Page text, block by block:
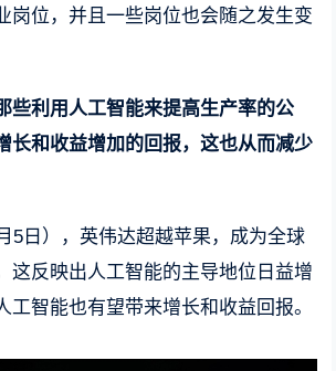
岗位，并且一些岗位也会随之发生变
些利用人工智能来提高生产率的公
长和收益增加的回报，这也从而减少
5日），英伟达超越苹果，成为全球
这反映出人工智能的主导地位日益增
工智能也有望带来增长和收益回报。